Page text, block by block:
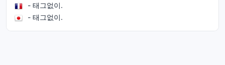
- 태그없이.
- 태그없이.